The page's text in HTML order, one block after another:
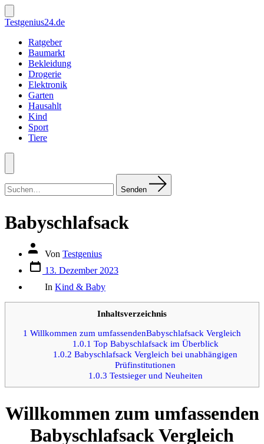
Zum
Inhalt
springen
Suche
ein-/ausblenden
Testgenius24.de
Ratgeber
Baumarkt
Bekleidung
Drogerie
Elektronik
Garten
Hausahlt
Kind
Sport
Tiere
Menü
nach:
Senden
Babyschlafsack
Autor
Beitrags
Von Testgenius
Datum
des
Beitrags
13. Dezember 2023
In Kind & Baby
Inhaltsverzeichnis
1 Willkommen zum umfassendenBabyschlafsack Vergleich
1.0.1 Top Babyschlafsack im Überblick
1.0.2 Babyschlafsack Vergleich bei unabhängigen
Prüfinstitutionen
1.0.3 Testsieger und Neuheiten
Willkommen zum umfassenden
Babyschlafsack Vergleich